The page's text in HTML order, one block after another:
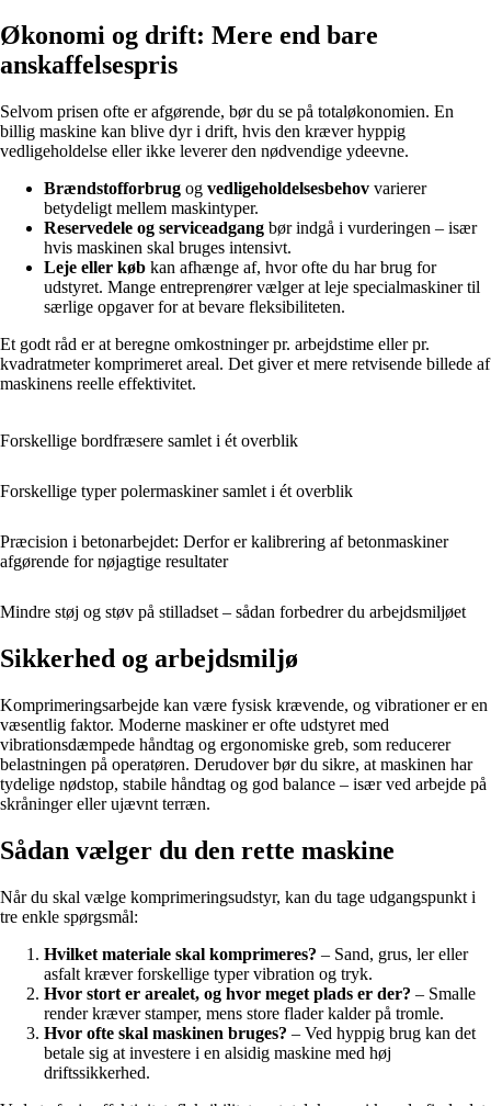
Økonomi og drift: Mere end bare
anskaffelsespris
Selvom prisen ofte er afgørende, bør du se på totaløkonomien. En
billig maskine kan blive dyr i drift, hvis den kræver hyppig
vedligeholdelse eller ikke leverer den nødvendige ydeevne.
Brændstofforbrug og vedligeholdelsesbehov varierer
betydeligt mellem maskintyper.
Reservedele og serviceadgang bør indgå i vurderingen – især
hvis maskinen skal bruges intensivt.
Leje eller køb kan afhænge af, hvor ofte du har brug for
udstyret. Mange entreprenører vælger at leje specialmaskiner til
særlige opgaver for at bevare fleksibiliteten.
Et godt råd er at beregne omkostninger pr. arbejdstime eller pr.
kvadratmeter komprimeret areal. Det giver et mere retvisende billede af
maskinens reelle effektivitet.
Forskellige bordfræsere samlet i ét overblik
Forskellige typer polermaskiner samlet i ét overblik
Præcision i betonarbejdet: Derfor er kalibrering af betonmaskiner
afgørende for nøjagtige resultater
Mindre støj og støv på stilladset – sådan forbedrer du arbejdsmiljøet
Sikkerhed og arbejdsmiljø
Komprimeringsarbejde kan være fysisk krævende, og vibrationer er en
væsentlig faktor. Moderne maskiner er ofte udstyret med
vibrationsdæmpede håndtag og ergonomiske greb, som reducerer
belastningen på operatøren. Derudover bør du sikre, at maskinen har
tydelige nødstop, stabile håndtag og god balance – især ved arbejde på
skråninger eller ujævnt terræn.
Sådan vælger du den rette maskine
Når du skal vælge komprimeringsudstyr, kan du tage udgangspunkt i
tre enkle spørgsmål:
Hvilket materiale skal komprimeres? – Sand, grus, ler eller
asfalt kræver forskellige typer vibration og tryk.
Hvor stort er arealet, og hvor meget plads er der? – Smalle
render kræver stamper, mens store flader kalder på tromle.
Hvor ofte skal maskinen bruges? – Ved hyppig brug kan det
betale sig at investere i en alsidig maskine med høj
driftssikkerhed.